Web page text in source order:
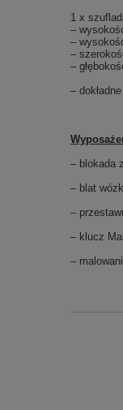
1 x
–
–
–
–
–
– blokada
– blat
–
– klucz
–